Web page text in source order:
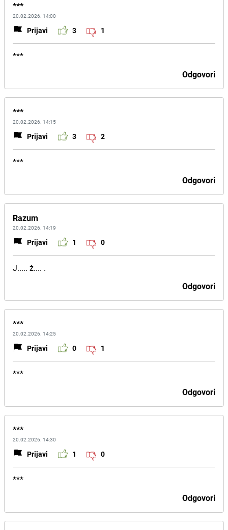
***
20.02.2026. 14:00
Prijavi 3 1
***
Odgovori
***
20.02.2026. 14:15
Prijavi 3 2
***
Odgovori
Razum
20.02.2026. 14:19
Prijavi 1 0
J..... ž.... .
Odgovori
***
20.02.2026. 14:25
Prijavi 0 1
***
Odgovori
***
20.02.2026. 14:30
Prijavi 1 0
***
Odgovori